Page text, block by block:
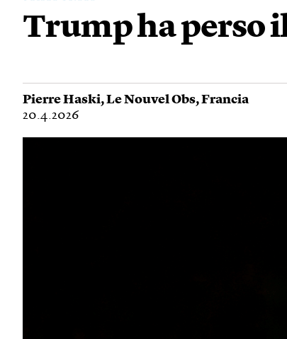
Trump ha perso
Pierre Haski,Le Nouvel Obs,Francia
20.4.2026